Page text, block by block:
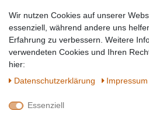
SICHER EINKAUFEN
QUALITÄT
Wir nutzen Cookies auf unserer
essenziell, während andere uns
Erfahrung zu verbessern. Weitere
verwendeten Cookies und Ihren
hier:
Daten­schutz­erklärung
Impressum
Essenziell